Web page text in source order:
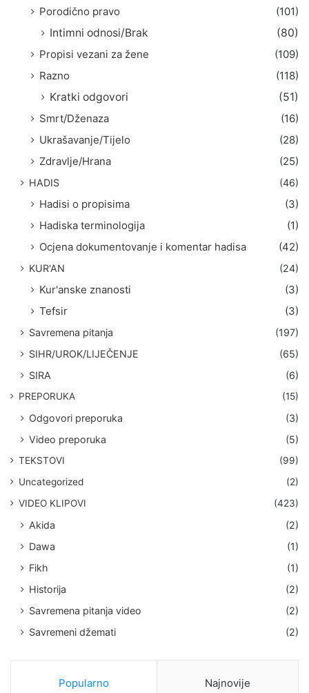
Porodično pravo
(101)
Intimni odnosi/Brak
(80)
Propisi vezani za žene
(109)
Razno
(118)
Kratki odgovori
(51)
Smrt/Dženaza
(16)
Ukrašavanje/Tijelo
(28)
Zdravlje/Hrana
(25)
HADIS (46)
Hadisi o propisima
(3)
Hadiska terminologija
(1)
Ocjena dokumentovanje i komentar hadisa
(42)
KUR'AN (24)
Kur'anske znanosti
(3)
Tefsir
(3)
Savremena pitanja
(197)
SIHR/UROK/LIJEČENJE
(65)
SIRA
(6)
PREPORUKA (15)
Odgovori preporuka
(3)
Video preporuka
(5)
TEKSTOVI
(99)
Uncategorized
(2)
VIDEO KLIPOVI
(423)
Akida
(2)
Dawa
(1)
Fikh
(1)
Historija
(2)
Savremena pitanja video
(2)
Savremeni džemati
(2)
Popularno Najnovije